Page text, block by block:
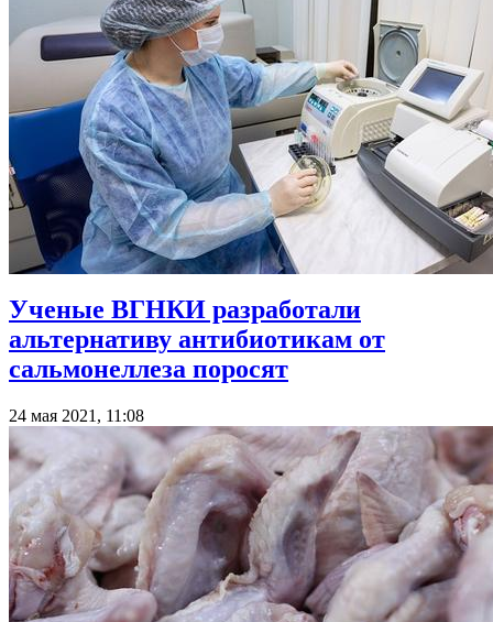
Ученые ВГНКИ разработали
альтернативу антибиотикам от
сальмонеллеза поросят
24 мая 2021, 11:08